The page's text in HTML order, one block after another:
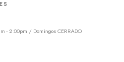
- 2:00pm / Domingos CERRADO